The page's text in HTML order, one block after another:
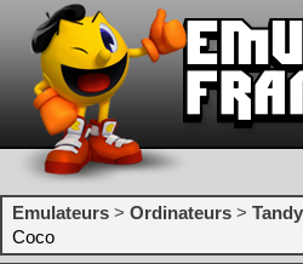
Emulateurs > Ordinateurs >
Coco